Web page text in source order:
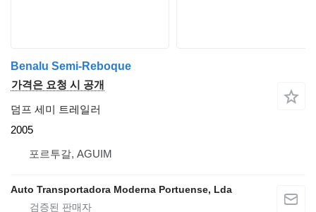
Benalu Semi-Reboque
가격은 요청 시 공개
덤프 세미 트레일러
2005
포르투갈, AGUIM
Auto Transportadora Moderna Portuense, Lda